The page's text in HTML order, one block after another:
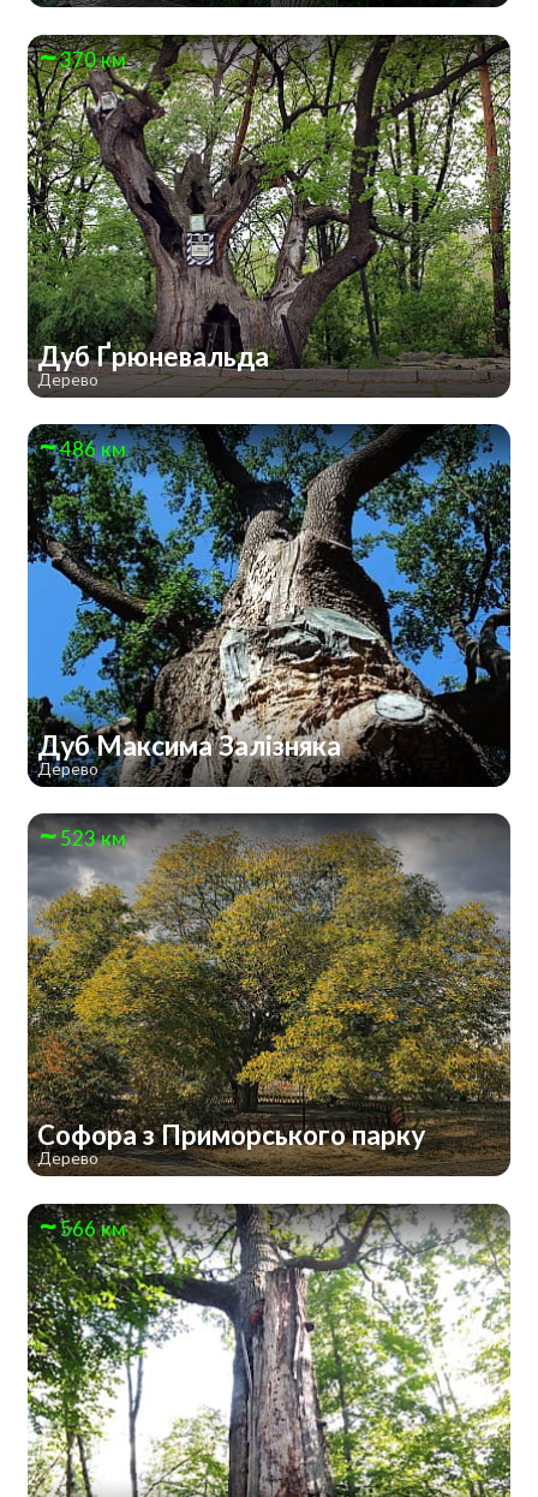
370 км
Дуб Ґрюневальда
Дерево
486 км
Дуб Максима Залізняка
Дерево
523 км
Софора з Приморського парку
Дерево
566 км